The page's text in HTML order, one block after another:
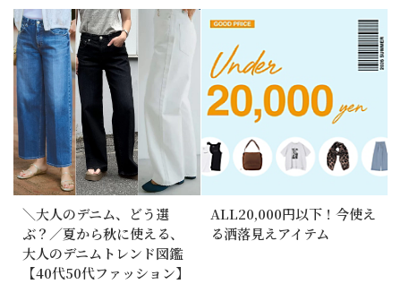
＼大人のデニム、どう選
ぶ？／夏から秋に使える、
大人のデニムトレンド図鑑
【40代50代ファッション】
ALL20,000円以下！今使え
る洒落見えアイテム